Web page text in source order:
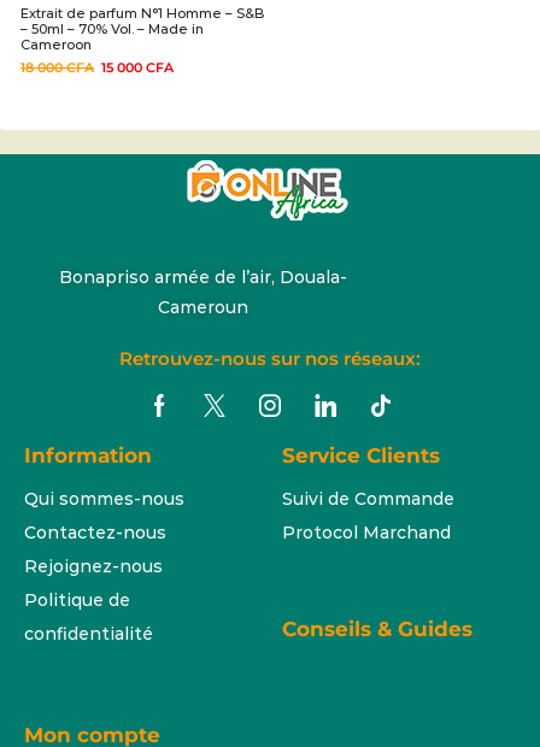
Extrait de parfum N°1 Homme – S&B
– 50ml – 70% Vol. – Made in
Cameroon
18 000CFA 15 000 CFA
Bonapriso armée de l’air, Douala-
Cameroun
Retrouvez-nous sur nos réseaux:
Information
Qui sommes-nous
Contactez-nous
Rejoignez-nous
Politique de
confidentialité
Service Clients
Suivi de Commande
Protocol Marchand
Conseils & Guides
Mon compte